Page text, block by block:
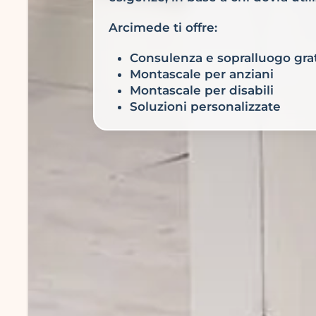
Arcimede ti offre:
Consulenza e sopralluogo
Montascale per anziani
Montascale per disabili
Soluzioni personalizzate